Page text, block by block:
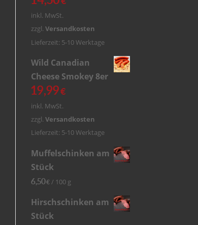
inkl. MwSt.
zzgl.Versandkosten
Lieferzeit: 5-10 Werktage
Wild Canadian
Cheese Smokey 8er
19,99€
inkl. MwSt.
zzgl.Versandkosten
Lieferzeit: 5-10 Werktage
Muffelschinken am
Stück
6,50€ / 100 g
Hirschschinken am
Stück